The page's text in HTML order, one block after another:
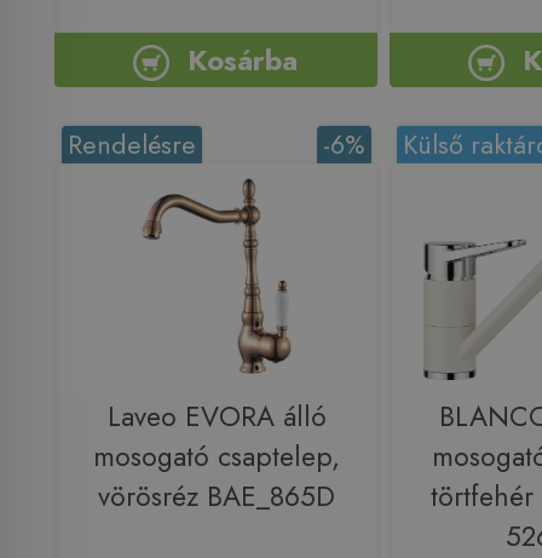
Kosárba
-6%
Rendelésre
Laveo EVORA álló
mosogató csaptelep,
vörösréz BAE_865D
Külső